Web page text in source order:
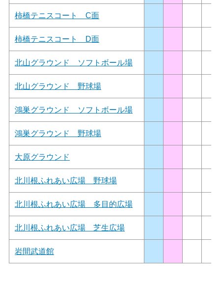
柿橋テニスコート C面
柿橋テニスコート D面
北山グラウンド ソフトボール場
北山グラウンド 野球場
鴻巣グラウンド ソフトボール場
鴻巣グラウンド 野球場
大原グラウンド
北川根ふれあい広場 野球場
北川根ふれあい広場 多目的広場
北川根ふれあい広場 芝生広場
岩間武道館